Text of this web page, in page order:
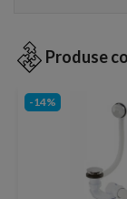
Produse
-14%